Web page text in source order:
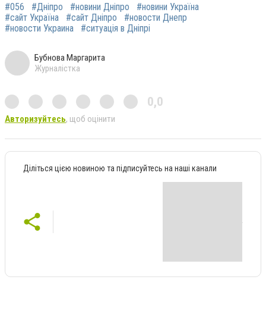
#056 #Дніпро #новини Дніпро
#новини Україна
#сайт Україна
#сайт Дніпро
#новости Днепр
#новости Украина
#ситуація в Дніпрі
Бубнова Маргарита
Журналістка
0,0
Авторизуйтесь, щоб оцінити
Діліться цією новиною та підписуйтесь на наші канали